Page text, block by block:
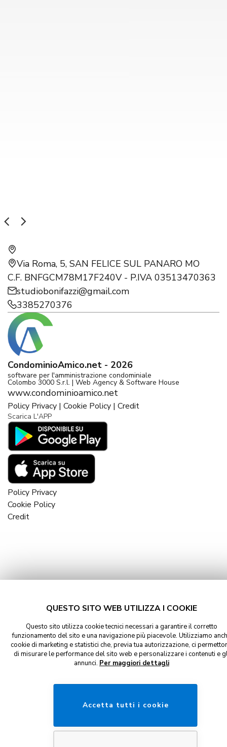
Via Roma, 5, SAN FELICE SUL PANARO MO
C.F. BNFGCM78M17F240V - P.IVA 03513470363
studiobonifazzi@gmail.com
3385270376
CondominioAmico.net - 2026
software per l'amministrazione condominiale
Colombo 3000 S.r.l. | Web Agency & Software House
www.condominioamico.net
Policy Privacy| Cookie Policy| Credit
Scarica L'APP
Policy Privacy
Cookie Policy
Credit
QUESTO SITO WEB UTILIZZA I COOKIE
Questo sito utilizza cookie tecnici necessari a garantire il corretto
funzionamento del sito e una navigazione più piacevole. Utilizziamo
cookie di marketing e statistici che, previa tua autorizzazione, ci
di misurare le performance del sito web e personalizzare i contenuti e
annunci. Per maggiori dettagli
Accetta tutti i cookie